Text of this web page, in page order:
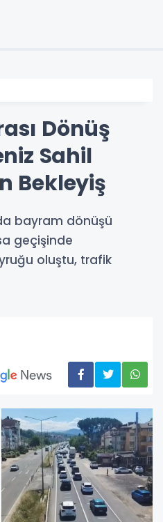
Dönüş
Sahil
Bekleyiş
bayram dönüşü
geçişinde
oluştu, trafik